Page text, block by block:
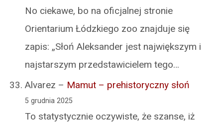
No ciekawe, bo na oficjalnej stronie
Orientarium Łódzkiego zoo znajduje się
zapis: „Słoń Aleksander jest największym i
najstarszym przedstawicielem tego…
Alvarez – Mamut – prehistoryczny słoń
5 grudnia 2025
To statystycznie oczywiste, że szanse, iż